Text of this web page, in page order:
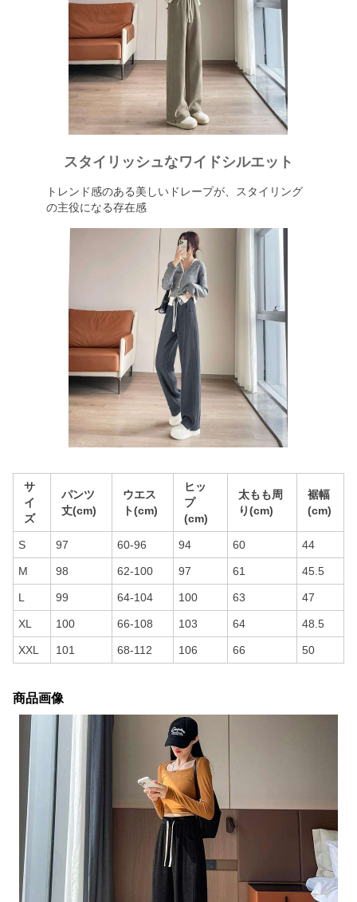
スタイリッシュなワイドシルエット
トレンド感のある美しいドレープが、スタイリング
の主役になる存在感
サ
イ
ズ
パンツ
丈(cm)
ウエス
ト(cm)
ヒッ
プ
(cm)
太もも周
り(cm)
裾幅
(cm)
S 97 60-96 94 60 44
M 98 62-100 97 61 45.5
L 99 64-104 100 63 47
XL 100 66-108 103 64 48.5
XXL 101 68-112 106 66 50
商品画像